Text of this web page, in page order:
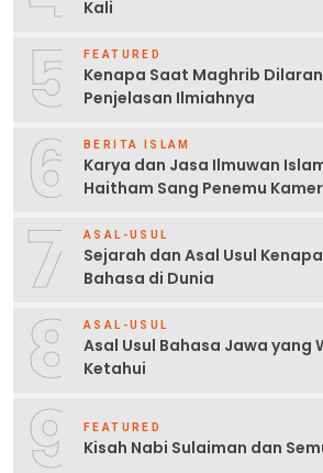
Kali
5 FEATURED
Kenapa Saat Maghrib
Penjelasan Ilmiahnya
6 BERITA ISLAM
Karya dan Jasa Ilmuwan
Haitham Sang Penemu
7 ASAL-USUL
Sejarah dan Asal Usul
Bahasa di Dunia
8 ASAL-USUL
Asal Usul Bahasa Jawa yang
Ketahui
9 FEATURED
Kisah Nabi Sulaiman dan